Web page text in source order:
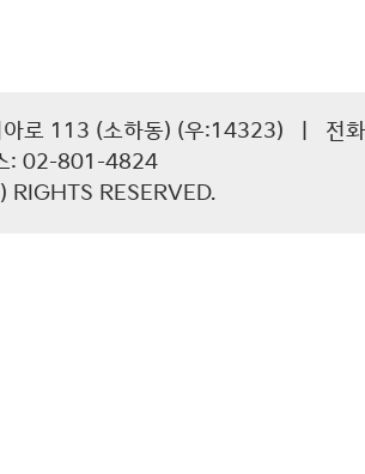
아로 113 (소하동) (우:14323) | 전
02-801-4824
RIGHTS RESERVED.